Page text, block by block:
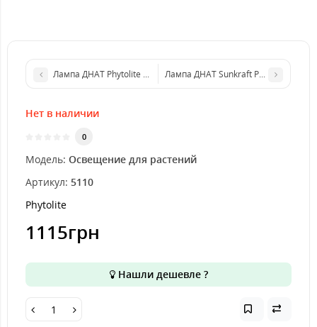
Лампа ДНАТ Phytolite Autoflowering 400w HPS
Лампа ДНАТ Sunkraft Prima Klima
Нет в наличии
0
Модель: Освещение для растений
Артикул: 5110
Phytolite
1115грн
Нашли дешевле ?